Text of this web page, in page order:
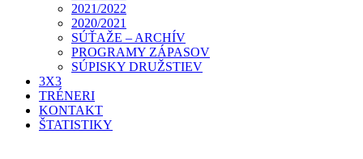
2021/2022
2020/2021
SÚŤAŽE – ARCHÍV
PROGRAMY ZÁPASOV
SÚPISKY DRUŽSTIEV
3X3
TRÉNERI
KONTAKT
ŠTATISTIKY